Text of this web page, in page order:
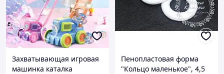
Захватывающая игровая
машинка каталка
Пенопластовая форма
"Кольцо маленькое", 4,5